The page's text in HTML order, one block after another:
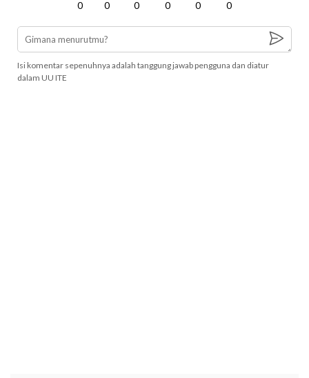
0 0 0 0 0 0
Isi komentar sepenuhnya adalah tanggung jawab pengguna dan diatur
dalam UU ITE